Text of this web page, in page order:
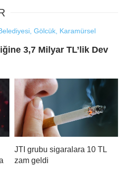
3,7 Milyar TL’lik Dev
JTI grubu sigaralara 10 TL
zam geldi